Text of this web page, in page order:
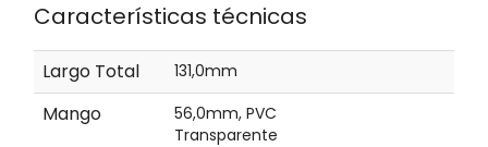
Características técnicas
Largo Total 131,0mm
Mango
56,0mm, PVC
Transparente